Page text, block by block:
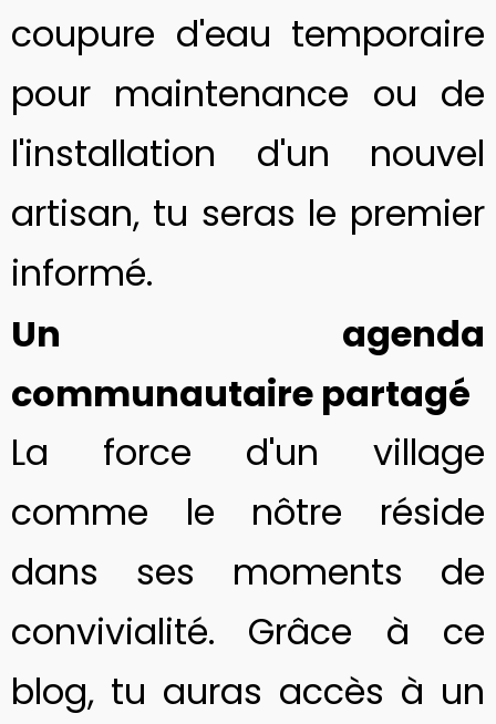
coupure d'eau temporaire
pour maintenance ou de
l'installation d'un nouvel
artisan, tu seras le premier
informé.
Un agenda
communautaire partagé
La force d'un village
comme le nôtre réside
dans ses moments de
convivialité. Grâce à ce
blog, tu auras accès à un